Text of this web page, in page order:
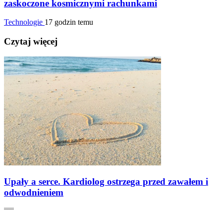
zaskoczone kosmicznymi rachunkami
Technologie 17 godzin temu
Czytaj więcej
Upały a serce. Kardiolog ostrzega przed zawałem i
odwodnieniem